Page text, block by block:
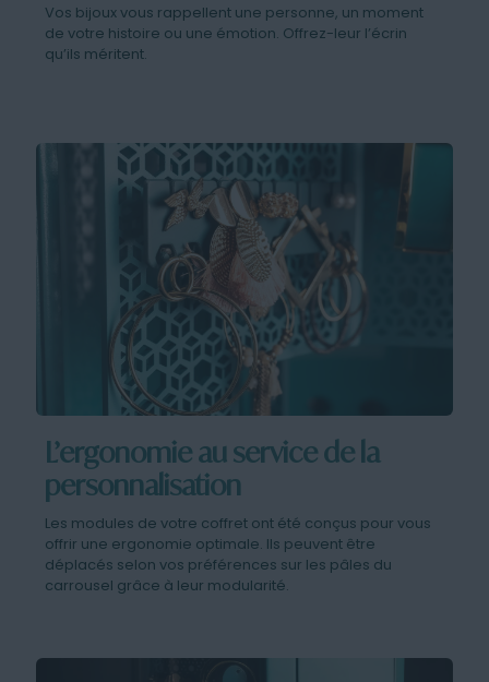
Vos bijoux vous rappellent une personne, un moment
de votre histoire ou une émotion. Offrez-leur l’écrin
qu’ils méritent.
L’ergonomie au service de la
personnalisation
Les modules de votre coffret ont été conçus pour vous
offrir une ergonomie optimale. Ils peuvent être
déplacés selon vos préférences sur les pâles du
carrousel grâce à leur modularité.